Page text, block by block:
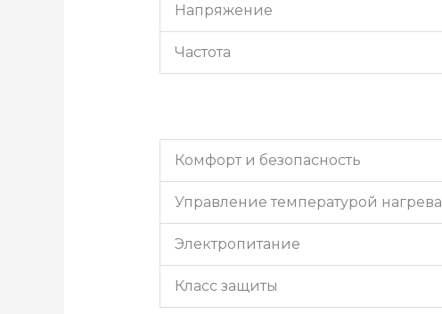
Напряжение
Частота
Комфорт и безопасность
Управление температурой нагрева
Электропитание
Класс защиты